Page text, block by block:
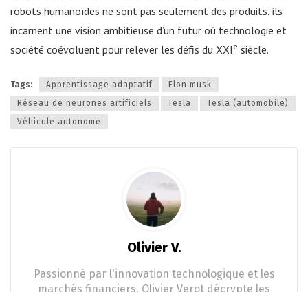
robots humanoïdes ne sont pas seulement des produits, ils
incarnent une vision ambitieuse d’un futur où technologie et
société coévoluent pour relever les défis du XXI e siècle.
Tags: Apprentissage adaptatif
Elon musk
Réseau de neurones artificiels
Tesla
Tesla (automobile)
Véhicule autonome
Olivier V.
Passionné par l'innovation technologique et les
marchés financiers, Olivier Verot décrypte les